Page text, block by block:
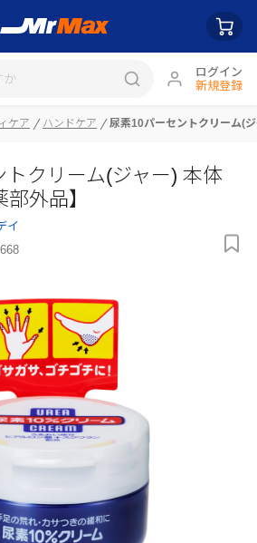
ログイン
新規登録
ケア ハンドケア 尿素10パーセントクリーム(
クリーム(ジャー) 本体
外品】
イ